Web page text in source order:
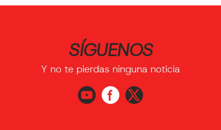
SÍGUENOS
Y no te pierdas ninguna noticia